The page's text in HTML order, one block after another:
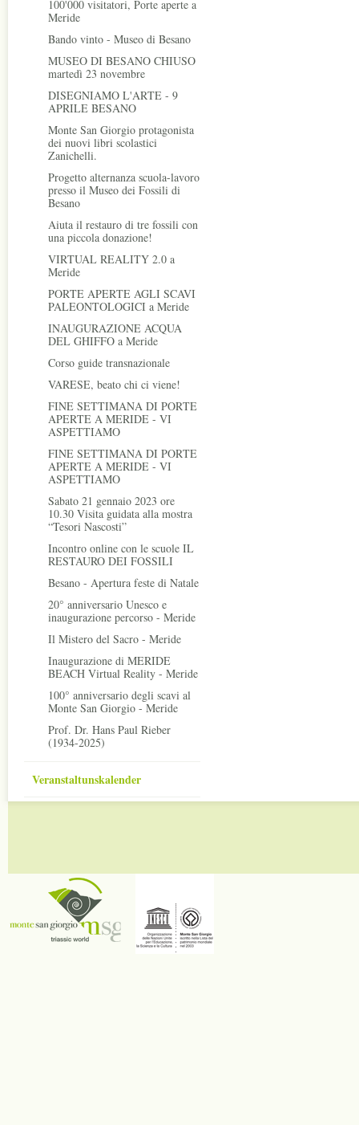
100'000 visitatori, Porte aperte a
Meride
Bando vinto - Museo di Besano
MUSEO DI BESANO CHIUSO
martedì 23 novembre
DISEGNIAMO L'ARTE - 9
APRILE BESANO
Monte San Giorgio protagonista
dei nuovi libri scolastici
Zanichelli.
Progetto alternanza scuola-lavoro
presso il Museo dei Fossili di
Besano
Aiuta il restauro di tre fossili con
una piccola donazione!
VIRTUAL REALITY 2.0 a
Meride
PORTE APERTE AGLI SCAVI
PALEONTOLOGICI a Meride
INAUGURAZIONE ACQUA
DEL GHIFFO a Meride
Corso guide transnazionale
VARESE, beato chi ci viene!
FINE SETTIMANA DI PORTE
APERTE A MERIDE - VI
ASPETTIAMO
FINE SETTIMANA DI PORTE
APERTE A MERIDE - VI
ASPETTIAMO
Sabato 21 gennaio 2023 ore
10.30 Visita guidata alla mostra
“Tesori Nascosti”
Incontro online con le scuole IL
RESTAURO DEI FOSSILI
Besano - Apertura feste di Natale
20° anniversario Unesco e
inaugurazione percorso - Meride
Il Mistero del Sacro - Meride
Inaugurazione di MERIDE
BEACH Virtual Reality - Meride
100° anniversario degli scavi al
Monte San Giorgio - Meride
Prof. Dr. Hans Paul Rieber
(1934-2025)
Veranstaltunskalender